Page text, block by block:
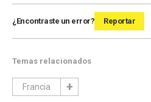
¿Encontraste un error? Reportar
Temas relacionados
Francia